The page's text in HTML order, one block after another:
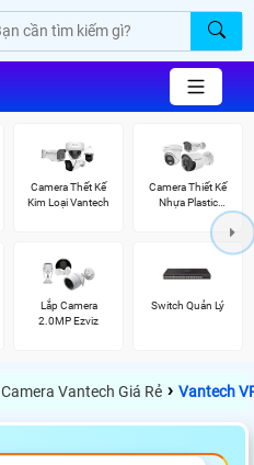
Camera Thết Kế
Kim Loại Vantech
Camera Thiết Kế
Nhựa Plastic
Lắp Camera
2.0MP Ezviz
Switch Quản Lý
Camera Vantech Giá Rẻ › Vantech